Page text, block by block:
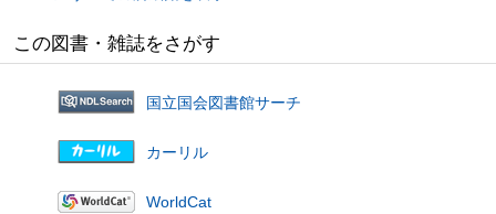
この図書・雑誌をさがす
国立国会図書館サーチ
カーリル
WorldCat